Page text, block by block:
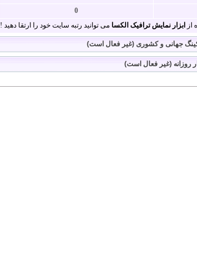
0
از ابزار نمایش ترافیک الکسا می توانید رتبه سایت خود را ارتقا دهید !
جهانی و کشوری (غیر فعال است)
روزانه (غیر فعال است)